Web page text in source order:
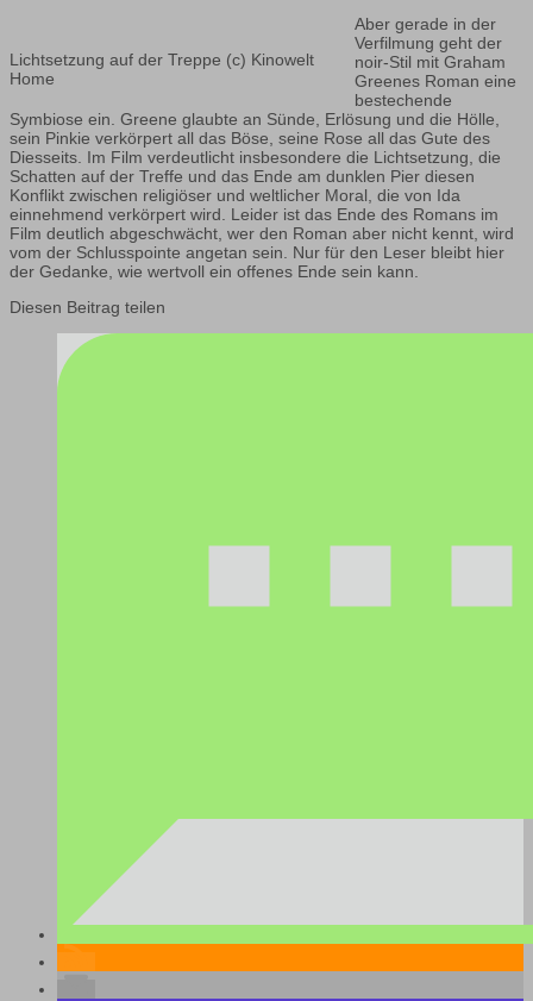
Lichtsetzung auf der Treppe (c) Kinowelt
Home
Aber gerade in der
Verfilmung geht der
noir-Stil mit Graham
Greenes Roman eine
bestechende
Symbiose ein. Greene glaubte an Sünde, Erlösung und die Hölle,
sein Pinkie verkörpert all das Böse, seine Rose all das Gute des
Diesseits. Im Film verdeutlicht insbesondere die Lichtsetzung, die
Schatten auf der Treffe und das Ende am dunklen Pier diesen
Konflikt zwischen religiöser und weltlicher Moral, die von Ida
einnehmend verkörpert wird. Leider ist das Ende des Romans im
Film deutlich abgeschwächt, wer den Roman aber nicht kennt, wird
vom der Schlusspointe angetan sein. Nur für den Leser bleibt hier
der Gedanke, wie wertvoll ein offenes Ende sein kann.
Diesen Beitrag teilen